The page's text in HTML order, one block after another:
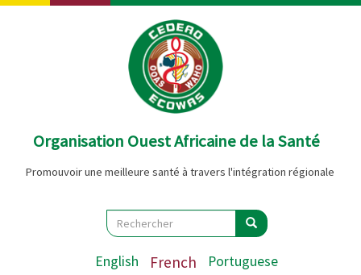
Aller
Organisation Ouest Africaine de la Santé
Promouvoir une meilleure santé à travers l'intégration régionale
Search
Rechercher Rechercher
English French Portuguese